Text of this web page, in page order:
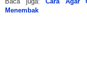
Menembak